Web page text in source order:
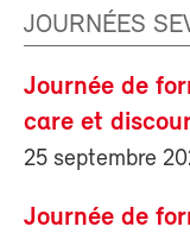
JOURNÉES
Journée de
care et
25 septembre
Journée de